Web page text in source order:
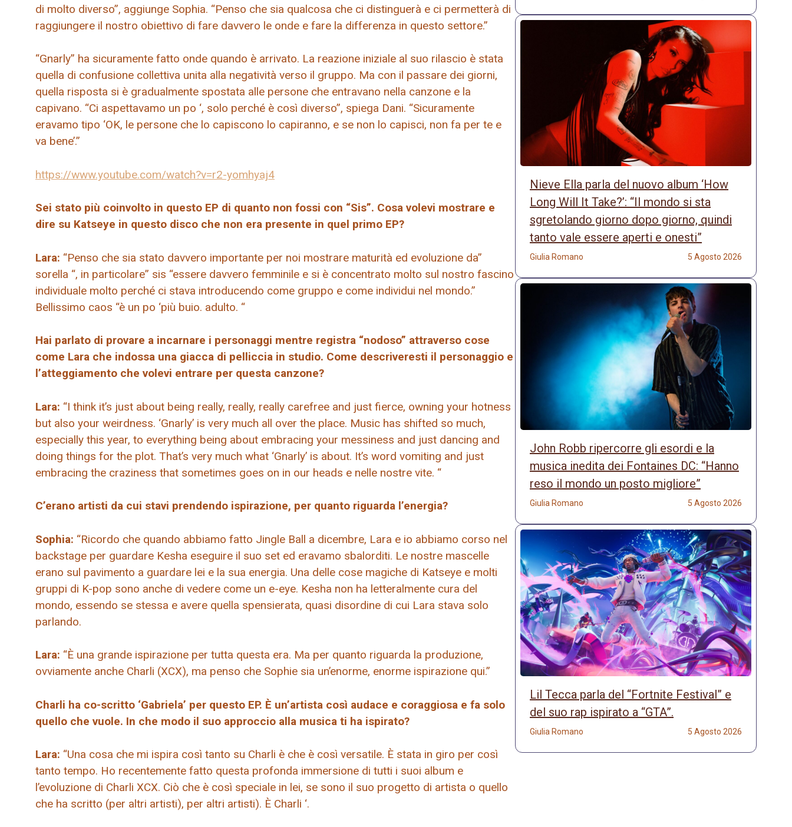
di molto diverso”, aggiunge Sophia. “Penso che sia qualcosa che ci distinguerà e ci permetterà di
raggiungere il nostro obiettivo di fare davvero le onde e fare la differenza in questo settore.”
“Gnarly” ha sicuramente fatto onde quando è arrivato. La reazione iniziale al suo rilascio è stata
quella di confusione collettiva unita alla negatività verso il gruppo. Ma con il passare dei giorni,
quella risposta si è gradualmente spostata alle persone che entravano nella canzone e la
capivano. “Ci aspettavamo un po ‘, solo perché è così diverso”, spiega Dani. “Sicuramente
eravamo tipo ‘OK, le persone che lo capiscono lo capiranno, e se non lo capisci, non fa per te e
va bene’.”
https://www.youtube.com/watch?v=r2-yomhyaj4
Sei stato più coinvolto in questo EP di quanto non fossi con “Sis”. Cosa volevi mostrare e
dire su Katseye in questo disco che non era presente in quel primo EP?
Lara: “Penso che sia stato davvero importante per noi mostrare maturità ed evoluzione da”
sorella “, in particolare” sis “essere davvero femminile e si è concentrato molto sul nostro fascino
individuale molto perché ci stava introducendo come gruppo e come individui nel mondo.”
Bellissimo caos “è un po ‘più buio. adulto. “
Hai parlato di provare a incarnare i personaggi mentre registra “nodoso” attraverso cose
come Lara che indossa una giacca di pelliccia in studio. Come descriveresti il ​​personaggio e
l’atteggiamento che volevi entrare per questa canzone?
Lara: “I think it’s just about being really, really, really carefree and just fierce, owning your hotness
but also your weirdness. ‘Gnarly’ is very much all over the place. Music has shifted so much,
especially this year, to everything being about embracing your messiness and just dancing and
doing things for the plot. That’s very much what ‘Gnarly’ is about. It’s word vomiting and just
embracing the craziness that sometimes goes on in our heads e nelle nostre vite. “
C’erano artisti da cui stavi prendendo ispirazione, per quanto riguarda l’energia?
Sophia: “Ricordo che quando abbiamo fatto Jingle Ball a dicembre, Lara e io abbiamo corso nel
backstage per guardare Kesha eseguire il suo set ed eravamo sbalorditi. Le nostre mascelle
erano sul pavimento a guardare lei e la sua energia. Una delle cose magiche di Katseye e molti
gruppi di K-pop sono anche di vedere come un e-eye. Kesha non ha letteralmente cura del
mondo, essendo se stessa e avere quella spensierata, quasi disordine di cui Lara stava solo
parlando.
Lara: “È una grande ispirazione per tutta questa era. Ma per quanto riguarda la produzione,
ovviamente anche Charli (XCX), ma penso che Sophie sia un’enorme, enorme ispirazione qui.”
Charli ha co-scritto ‘Gabriela’ per questo EP. È un’artista così audace e coraggiosa e fa solo
quello che vuole. In che modo il suo approccio alla musica ti ha ispirato?
Lara: “Una cosa che mi ispira così tanto su Charli è che è così versatile. È stata in giro per così
tanto tempo. Ho recentemente fatto questa profonda immersione di tutti i suoi album e
l’evoluzione di Charli XCX. Ciò che è così speciale in lei, se sono il suo progetto di artista o quello
che ha scritto (per altri artisti), per altri artisti). È Charli ‘.
Nieve Ella parla del nuovo album ‘How
Long Will It Take?’: “Il mondo si sta
sgretolando giorno dopo giorno, quindi
tanto vale essere aperti e onesti”
Giulia Romano 5 Agosto 2026
John Robb ripercorre gli esordi e la
musica inedita dei Fontaines DC: “Hanno
reso il mondo un posto migliore”
Giulia Romano 5 Agosto 2026
Lil Tecca parla del “Fortnite Festival” e
del suo rap ispirato a “GTA”.
Giulia Romano 5 Agosto 2026